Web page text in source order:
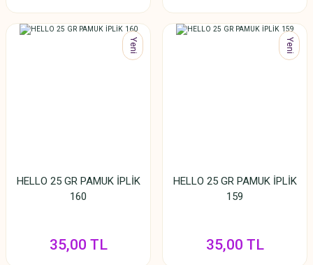
Yeni
HELLO 25 GR PAMUK İPLİK
160
35,00 TL
Yeni
HELLO 25 GR PAMUK İPLİK
159
35,00 TL